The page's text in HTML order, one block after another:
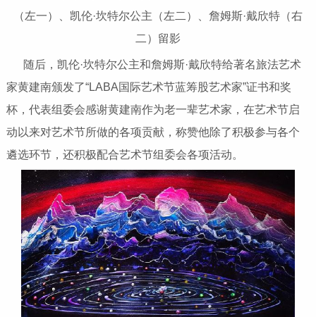
（左一）、凯伦·坎特尔公主（左二）、詹姆斯·戴欣特（右
二）留影
随后，凯伦·坎特尔公主和詹姆斯·戴欣特给著名旅法艺术
家黄建南颁发了“LABA国际艺术节蓝筹股艺术家”证书和奖
杯，代表组委会感谢黄建南作为老一辈艺术家，在艺术节启
动以来对艺术节所做的各项贡献，称赞他除了积极参与各个
遴选环节，还积极配合艺术节组委会各项活动。